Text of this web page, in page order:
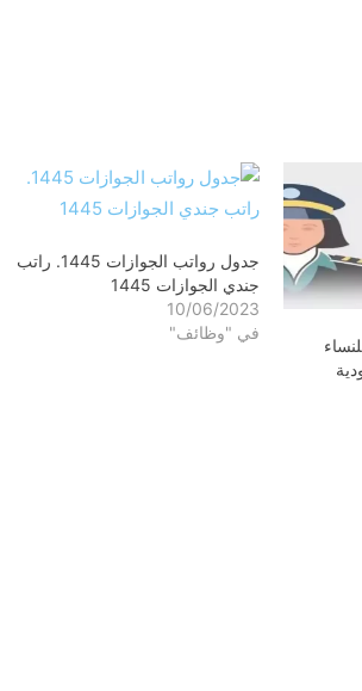
جدول رواتب الجوازات 1445. راتب
جندي الجوازات 1445
10/06/2023
في "وظائف"